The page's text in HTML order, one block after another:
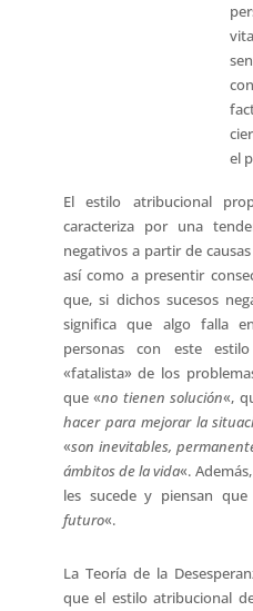
el
El estilo atribucional
caracteriza por una
negativos a partir de
así como a presentir
que, si dichos sucesos
significa que algo falla
personas con este
«fatalista» de los
que «no tienen solución«,
hacer para mejorar la
«son inevitables,
ámbitos de la vida«.
les sucede y piensan
futuro«.
La Teoría de la
que el estilo atribucional